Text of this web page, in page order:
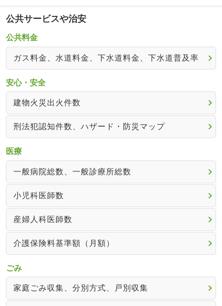
公共サービスや治安
公共料金
ガス料金、水道料金、下水道料金、下水道普及率
安心・安全
建物火災出火件数
刑法犯認知件数、ハザード・防災マップ
医療
一般病院総数、一般診療所総数
小児科医師数
産婦人科医師数
介護保険料基準額（月額）
ごみ
家庭ごみ収集、分別方式、戸別収集